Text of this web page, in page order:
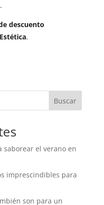
descuento
.
Buscar
saborear el verano en
imprescindibles para
son para un